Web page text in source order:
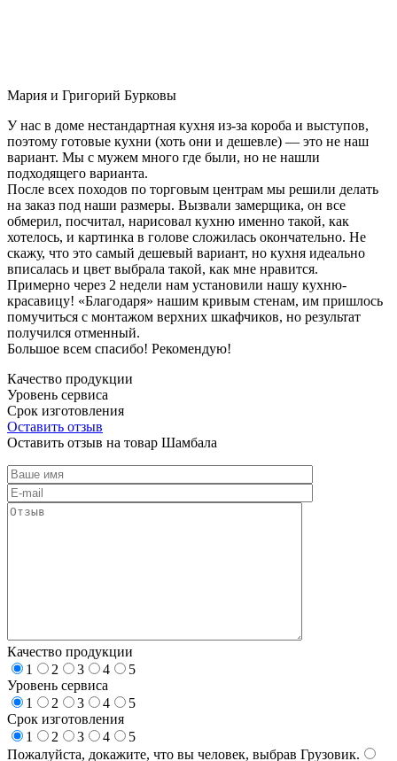
Мария и Григорий Бурковы
У нас в доме нестандартная кухня из-за короба и выступов,
поэтому готовые кухни (хоть они и дешевле) — это не наш
вариант. Мы с мужем много где были, но не нашли
подходящего варианта.
После всех походов по торговым центрам мы решили делать
на заказ под наши размеры. Вызвали замерщика, он все
обмерил, посчитал, нарисовал кухню именно такой, как
хотелось, и картинка в голове сложилась окончательно. Не
скажу, что это самый дешевый вариант, но кухня идеально
вписалась и цвет выбрала такой, как мне нравится.
Примерно через 2 недели нам установили нашу кухню-
красавицу! «Благодаря» нашим кривым стенам, им пришлось
помучиться с монтажом верхних шкафчиков, но результат
получился отменный.
Большое всем спасибо! Рекомендую!
Качество продукции
Уровень сервиса
Срок изготовления
Оставить отзыв
Оставить отзыв на товар Шамбала
Качество продукции
1
2 3 4
5
Уровень сервиса
1
2 3 4
5
Срок изготовления
1
2 3 4
5
Пожалуйста, докажите, что вы человек, выбрав Грузовик.